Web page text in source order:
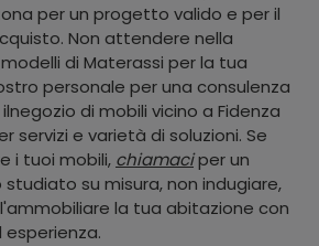
per un progetto valido e per il
Non attendere nella
di Materassi per la tua
personale per una consulenza
di mobili vicino a Fidenza
servizi e varietà di soluzioni. Se
i tuoi mobili, chiamaciper un
su misura, non indugiare,
la tua abitazione con